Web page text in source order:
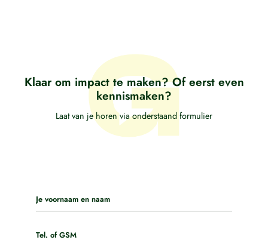
Klaar om impact te maken? Of eerst even
kennismaken?
Laat van je horen via onderstaand formulier